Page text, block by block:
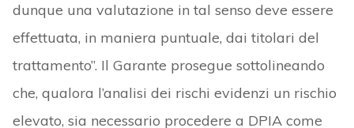
dunque una valutazione in tal senso deve essere
effettuata, in maniera puntuale, dai titolari del
trattamento”. Il Garante prosegue sottolineando
che, qualora l’analisi dei rischi evidenzi un rischio
elevato, sia necessario procedere a DPIA come